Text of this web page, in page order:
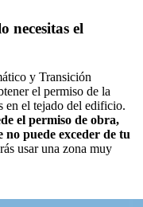
necesitas el
y Transición
el permiso de la
en el tejado del edificio.
el permiso de obra,
no puede exceder de tu
usar una zona muy